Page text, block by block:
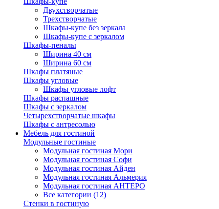
Двухстворчатые
Трехстворчатые
Шкафы-купе без зеркала
Шкафы-купе с зеркалом
Шкафы-пеналы
Ширина 40 см
Ширина 60 см
Шкафы платяные
Шкафы угловые
Шкафы угловые лофт
Шкафы распашные
Шкафы с зеркалом
Четырехстворчатые шкафы
Шкафы с антресолью
Мебель для гостиной
Модульные гостиные
Модульная гостиная Мори
Модульная гостиная Софи
Модульная гостиная Айден
Модульная гостиная Альмерия
Модульная гостиная АНТЕРО
Все категории (12)
Стенки в гостиную